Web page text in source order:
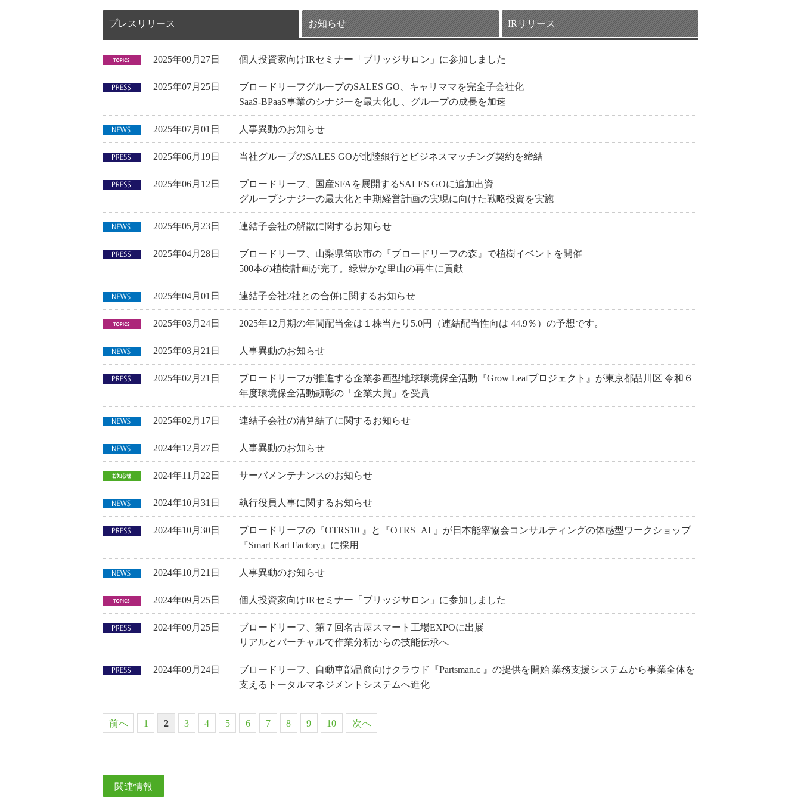
プレスリリース お知らせ IRリリース
2025年09月27日 個人投資家向けIRセミナー「ブリッジサロン」に参加しました
2025年07月25日
ブロードリーフグループのSALES GO、キャリママを完全子会社化
SaaS-BPaaS事業のシナジーを最大化し、グループの成長を加速
2025年07月01日 人事異動のお知らせ
2025年06月19日 当社グループのSALES GOが北陸銀行とビジネスマッチング契約を締結
2025年06月12日
ブロードリーフ、国産SFAを展開するSALES GOに追加出資
グループシナジーの最大化と中期経営計画の実現に向けた戦略投資を実施
2025年05月23日 連結子会社の解散に関するお知らせ
2025年04月28日
ブロードリーフ、山梨県笛吹市の『ブロードリーフの森』で植樹イベントを開催
500本の植樹計画が完了。緑豊かな里山の再生に貢献
2025年04月01日 連結子会社2社との合併に関するお知らせ
2025年03月24日 2025年12月期の年間配当金は１株当たり5.0円（連結配当性向は 44.9％）の予想です。
2025年03月21日 人事異動のお知らせ
2025年02月21日
ブロードリーフが推進する企業参画型地球環境保全活動『Grow Leafプロジェクト』が東京都品川区 令和６
年度環境保全活動顕彰の「企業大賞」を受賞
2025年02月17日 連結子会社の清算結了に関するお知らせ
2024年12月27日 人事異動のお知らせ
2024年11月22日 サーバメンテナンスのお知らせ
2024年10月31日 執行役員人事に関するお知らせ
2024年10月30日
ブロードリーフの『OTRS10 』と『OTRS+AI 』が日本能率協会コンサルティングの体感型ワークショップ
『Smart Kart Factory』に採用
2024年10月21日 人事異動のお知らせ
2024年09月25日 個人投資家向けIRセミナー「ブリッジサロン」に参加しました
2024年09月25日
ブロードリーフ、第７回名古屋スマート工場EXPOに出展
リアルとバーチャルで作業分析からの技能伝承へ
2024年09月24日
ブロードリーフ、自動車部品商向けクラウド『Partsman.c 』の提供を開始 業務支援システムから事業全体を
支えるトータルマネジメントシステムへ進化
前へ 1 2 3 4 5 6 7 8 9 10 次へ
関連情報